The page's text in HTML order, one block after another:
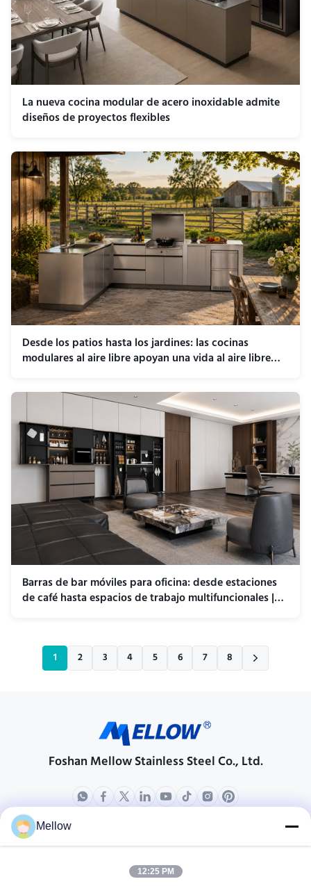
La nueva cocina modular de acero inoxidable admite
diseños de proyectos flexibles
Desde los patios hasta los jardines: las cocinas
modulares al aire libre apoyan una vida al aire libre
Barras de bar móviles para oficina: desde estaciones
de café hasta espacios de trabajo multifuncionales |
1 2 3 4 5 6 7 8
Foshan Mellow Stainless Steel Co., Ltd.
productos
Perfil de compañía
Mellow
12:25 PM